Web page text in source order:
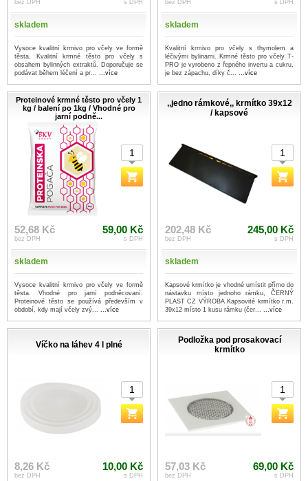
bez DPH s DPH
skladem
Vysoce kvalitní krmivo pro včely ve formě
těsta. Kvalitní krmné těsto pro včely s
obsahem bylinných extraktů. Doporučuje se
podávat během léčení a pr... ...více
bez DPH s DPH
skladem
Kvalitní krmivo pro včely s thymolem a
léčivými bylinami. Krmné těsto pro včely T-
PRO je vyrobeno z řepného invertu a cukru,
je bez zápachu, díky č... ...více
Proteinové krmné těsto pro včely 1
kg / balení po 1kg / Vhodné pro
jarní podně...
52,68 Kč
bez DPH
59,00 Kč
s DPH
skladem
Vysoce kvalitní krmivo pro včely ve formě
těsta. Vhodné pro jarní podněcovaní.
Proteinové těsto se používá především v
období, kdy mají včely zvý... ...více
,,jedno rámkové,, krmítko 39x12
/ kapsové
202,48 Kč
bez DPH
245,00 Kč
s DPH
skladem
Kapsové krmítko je vhodné umístit přímo do
nástavku místo jednoho rámku, ČERNÝ
PLAST CZ VÝROBA Kapsovité krmítko r.m.
39x12 místo 1 kusu rámku (čer... ...více
Víčko na láhev 4 l plné
8,26 Kč
bez DPH
10,00 Kč
s DPH
Podložka pod prosakovací
krmítko
57,03 Kč
bez DPH
69,00 Kč
s DPH